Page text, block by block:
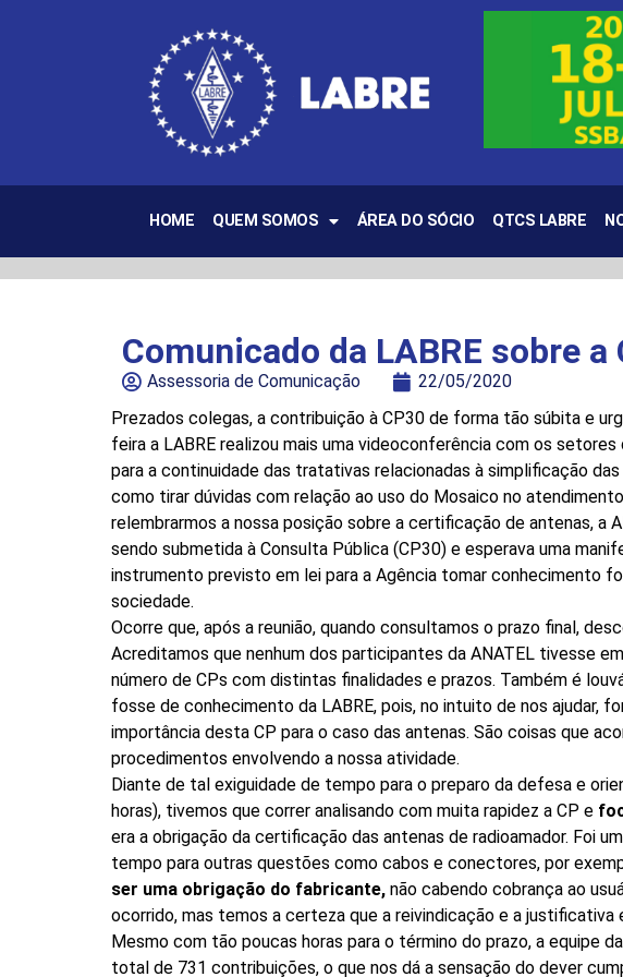
HOME QUEM SOMOS ÁREA DO SÓCIO QTCS LABRE
Comunicado da LABRE sobre a
Assessoria de Comunicação
22/05/2020
Prezados colegas, a contribuição à CP30 de forma tão súbita e
feira a LABRE realizou mais uma videoconferência com os
para a continuidade das tratativas relacionadas à simplificação
como tirar dúvidas com relação ao uso do Mosaico no
relembrarmos a nossa posição sobre a certificação de antenas, a
sendo submetida à Consulta Pública (CP30) e esperava uma
instrumento previsto em lei para a Agência tomar conhecimento
sociedade.
Ocorre que, após a reunião, quando consultamos o prazo final,
Acreditamos que nenhum dos participantes da ANATEL tivesse
número de CPs com distintas finalidades e prazos. Também é
fosse de conhecimento da LABRE, pois, no intuito de nos ajudar,
importância desta CP para o caso das antenas. São coisas que
procedimentos envolvendo a nossa atividade.
Diante de tal exiguidade de tempo para o preparo da defesa e
horas), tivemos que correr analisando com muita rapidez a CP e
era a obrigação da certificação das antenas de radioamador. Foi
tempo para outras questões como cabos e conectores, por
ser uma obrigação do fabricante, não cabendo cobrança ao
ocorrido, mas temos a certeza que a reivindicação e a justificativa
Mesmo com tão poucas horas para o término do prazo, a equipe
total de 731 contribuições, o que nos dá a sensação do dever